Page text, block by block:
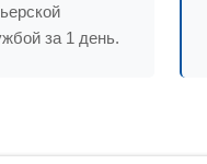
за 1 день.